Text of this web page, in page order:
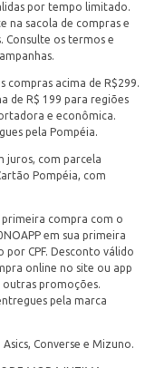
por tempo limitado.
na sacola de compras e
Consulte os termos e
compras acima de R$299.
de R$ 199 para regiões
e econômica.
pela Pompéia.
juros, com parcela
Pompéia, com
primeira compra com o
em sua primeira
por CPF. Desconto válido
online no site ou app
promoções.
pela marca
Asics, Converse e Mizuno.